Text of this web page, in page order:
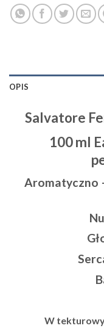
OPIS
Salvatore
100 ml
Aromatyczno
W